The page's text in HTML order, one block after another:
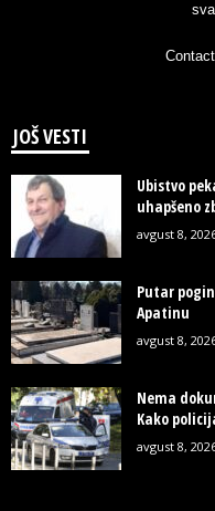
JOŠ VESTI
Ubistvo
uhapšeno
avgust 8,
Putar
Apatinu
avgust 8,
Nema
Kako
avgust 8,